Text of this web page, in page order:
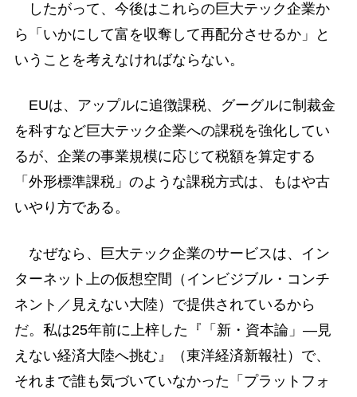
したがって、今後はこれらの巨大テック企業か
ら「いかにして富を収奪して再配分させるか」と
いうことを考えなければならない。
EUは、アップルに追徴課税、グーグルに制裁金
を科すなど巨大テック企業への課税を強化してい
るが、企業の事業規模に応じて税額を算定する
「外形標準課税」のような課税方式は、もはや古
いやり方である。
なぜなら、巨大テック企業のサービスは、イン
ターネット上の仮想空間（インビジブル・コンチ
ネント／見えない大陸）で提供されているから
だ。私は25年前に上梓した『「新・資本論」―見
えない経済大陸へ挑む』（東洋経済新報社）で、
それまで誰も気づいていなかった「プラットフォ